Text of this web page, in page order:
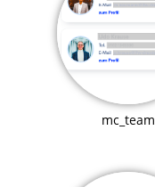
mc_team